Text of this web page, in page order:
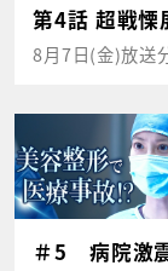
第4話 超戦慄
8月7日(金)放送
＃5 病院激